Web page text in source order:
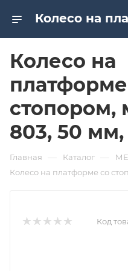
Колесо на
стопором,
803, 50
Главная — Каталог —
Колесо на платформе со
Код